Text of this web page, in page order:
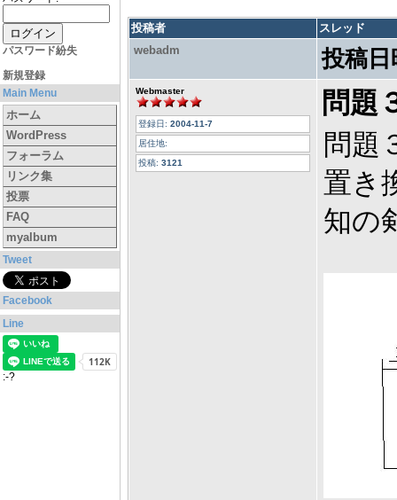
パスワード紛失
新規登録
Main Menu
ホーム
WordPress
フォーラム
リンク集
投票
FAQ
myalbum
Tweet
Facebook
Line
:-?
投稿者
スレッド
webadm
投稿
Webmaster
登録日: 2004-11-7
居住地:
投稿: 3121
問題
問題
置き
知の